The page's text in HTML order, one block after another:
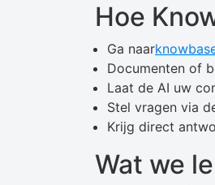
Hoe
Ga naar
Documenten of
Laat de AI uw
Stel vragen via
Krijg direct
Wat we